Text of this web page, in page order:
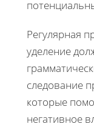
Регулярная
уделение
следование
которые
негативное